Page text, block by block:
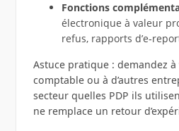
Fonctions
électronique à valeur
refus, rapports
Astuce pratique : demandez
comptable ou à d’autres
secteur quelles PDP ils
ne remplace un retour